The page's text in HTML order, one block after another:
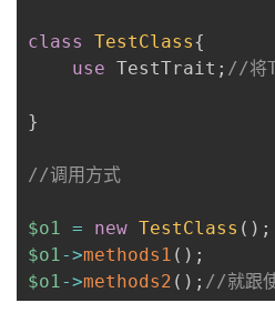
class TestClass{
use TestTrait ; //将
}
//调用方式
$o1 = new TestClass ( ) ;
$o1->methods1 ( ) ;
$o1->methods2 ( ) ; //就跟